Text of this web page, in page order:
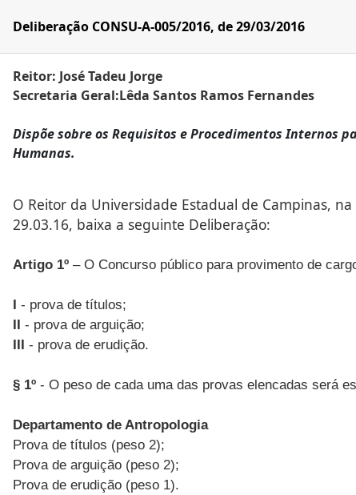
Deliberação CONSU-A-005/2016, de 29/03/2016
Reitor: José Tadeu Jorge
Secretaria Geral:Lêda Santos Ramos Fernandes
Dispõe sobre os Requisitos e Procedimentos Internos
Humanas.
O Reitor da Universidade Estadual de Campinas,
29.03.16, baixa a seguinte Deliberação:
Artigo 1º – O Concurso público para provimento de
I - prova de títulos;
II - prova de arguição;
III - prova de erudição.
§ 1º - O peso de cada uma das provas elencadas será
Departamento de Antropologia
Prova de títulos (peso 2);
Prova de arguição (peso 2);
Prova de erudição (peso 1).